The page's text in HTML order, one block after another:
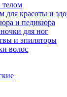
телом
для красоты и
и педикюра
для ног
и эпиляторы
волос